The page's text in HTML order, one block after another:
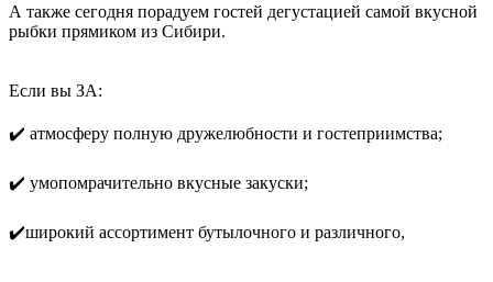
А также сегодня порадуем гостей дегустацией самой вкусной
рыбки прямиком из Сибири.
Если вы ЗА:
✔️ атмосферу полную дружелюбности и гостеприимства;
✔️ умопомрачительно вкусные закуски;
✔️широкий ассортимент бутылочного и различного,